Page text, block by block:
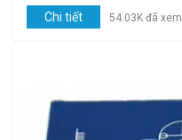
Chi tiết
54.03K đã xem